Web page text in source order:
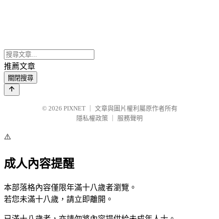
推薦文章
關閉搜尋
© 2026 PIXNET
文章與圖片權利屬原作者所有
隱私權政策
服務聲明
⚠️
成人內容提醒
本部落格內容僅限年滿十八歲者瀏覽。
若您未滿十八歲，請立即離開。